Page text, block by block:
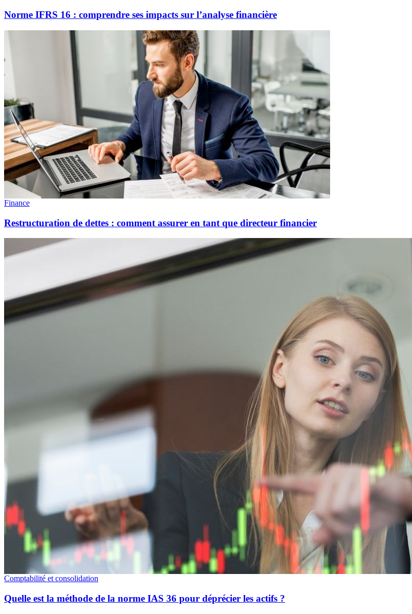
Norme IFRS 16 : comprendre ses impacts sur l’analyse financière
Finance
Restructuration de dettes : comment assurer en tant que directeur financier
Comptabilité et consolidation
Quelle est la méthode de la norme IAS 36 pour déprécier les actifs ?